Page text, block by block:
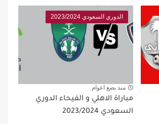
الدوري السعودي 2023/2024
منذ بضع اعوام
مباراة الاهلي و الفيحاء الدوري
السعودي 2023/2024